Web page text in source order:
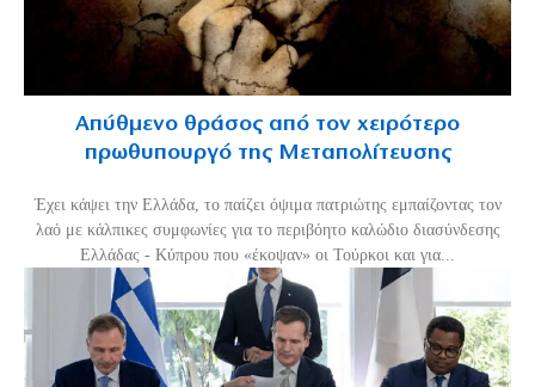
Απύθμενο θράσος από τον χειρότερο
πρωθυπουργό της Μεταπολίτευσης
Έχει κάψει την Ελλάδα, το παίζει όψιμα πατριώτης εμπαίζοντας τον
λαό με κάλπικες συμφωνίες για το περιβόητο καλώδιο διασύνδεσης
Ελλάδας - Κύπρου που «έκοψαν» οι Τούρκοι και για...